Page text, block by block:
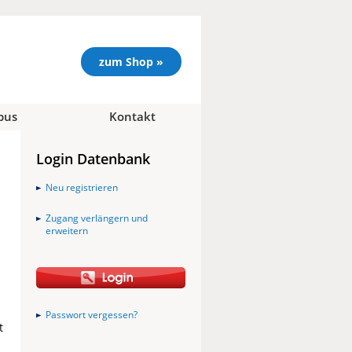
zum Shop »
Kontakt
Login Datenbank
Neu registrieren
Zugang verlängern und
erweitern
Passwort vergessen?